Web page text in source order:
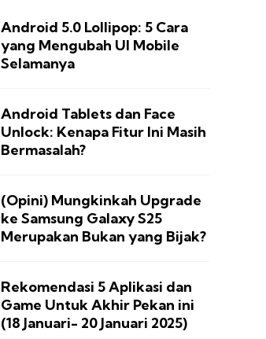
Android 5.0 Lollipop: 5 Cara
yang Mengubah UI Mobile
Selamanya
Android Tablets dan Face
Unlock: Kenapa Fitur Ini Masih
Bermasalah?
(Opini) Mungkinkah Upgrade
ke Samsung Galaxy S25
Merupakan Bukan yang Bijak?
Rekomendasi 5 Aplikasi dan
Game Untuk Akhir Pekan ini
(18 Januari- 20 Januari 2025)